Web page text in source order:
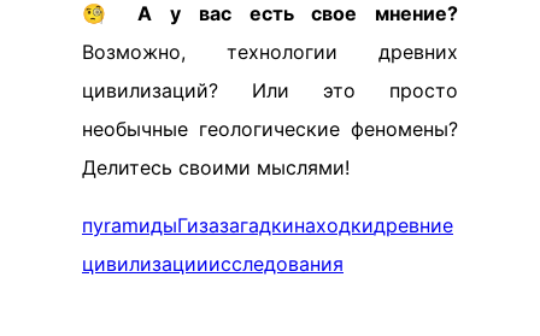
🧐А у вас есть свое мнение?
Возможно, технологии древних
цивилизаций? Или это просто
необычные геологические феномены?
Делитесь своими мыслями!
пyramидыГизазагадкинаходкидревние
цивилизацииисследования